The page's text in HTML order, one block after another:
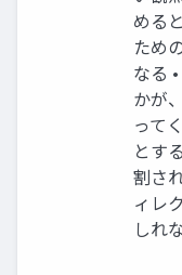
める
ため
なる
かが
って
とす
割さ
ィレ
しれ